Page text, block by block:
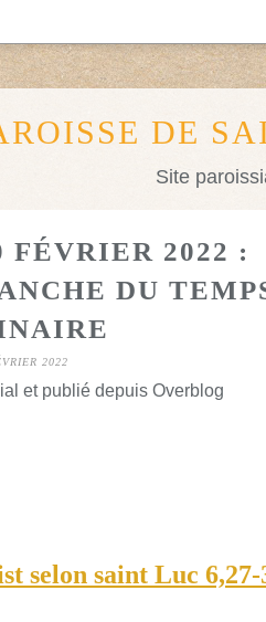
DE
Site
FÉVRIER 2022 :
DU
2022
et publié depuis Overblog
selon saint Luc 6,27-